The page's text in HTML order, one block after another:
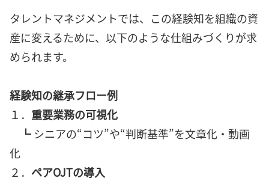
タレントマネジメントでは、この経験知を組織の資
産に変えるために、以下のような仕組みづくりが求
められます。
経験知の継承フロー例
１． 重要業務の可視化
┗ シニアの“コツ”や“判断基準”を文章化・動画
化
２． ペアOJTの導入